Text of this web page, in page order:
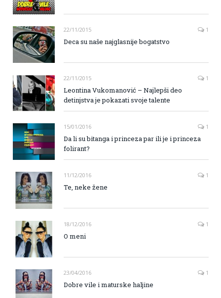
22/11/2015 1
Deca su naše najglasnije bogatstvo
22/11/2015 1
Leontina Vukomanović – Najlepši deo
detinjstva je pokazati svoje talente
15/01/2016 1
Da li su bitanga i princeza par ili je i princeza
folirant?
11/12/2016 1
Te, neke žene
18/12/2016 1
O meni
23/04/2016 1
Dobre vile i maturske haljine